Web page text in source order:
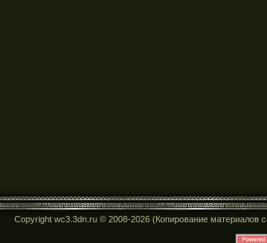
Copyright wc3.3dn.ru © 2008-2026 (Копирование материалов